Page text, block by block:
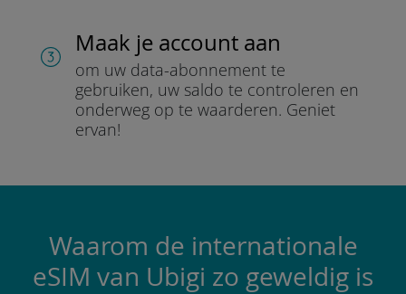
Maak je account aan
om uw data-abonnement te
gebruiken, uw saldo te controleren en
onderweg op te waarderen. Geniet
ervan!
Waarom de internationale
eSIM van Ubigi zo geweldig is